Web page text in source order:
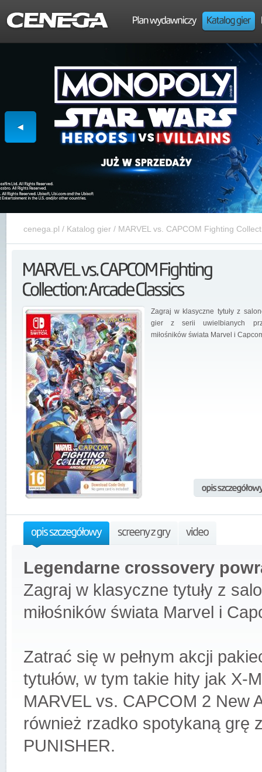
cenega.pl / Katalog gier/ MARVEL vs. CAPCOM Fighting
Zagraj w klasyczne tytuły z
gier z serii uwielbianych
miłośników świata Marvel i
Legendarne crossovery
Zagraj w klasyczne tytuły z
miłośników świata Marvel i
Zatrać się w pełnym akcji
tytułów, w tym takie hity jak X-
MARVEL vs. CAPCOM 2 New
również rzadko spotykaną grę
PUNISHER.